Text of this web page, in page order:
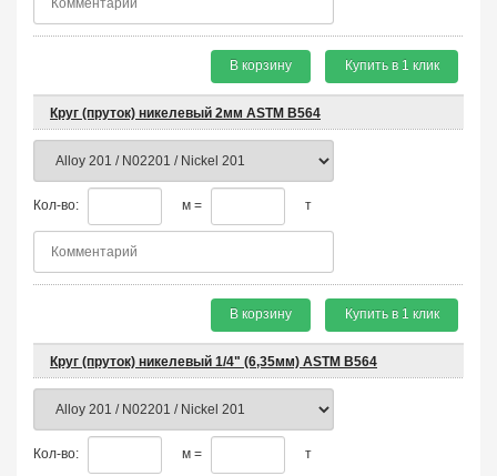
В корзину Купить в 1 клик
Круг (пруток) никелевый 2мм ASTM B564
Кол-во: м = т
В корзину Купить в 1 клик
Круг (пруток) никелевый 1/4" (6,35мм) ASTM B564
Кол-во: м = т